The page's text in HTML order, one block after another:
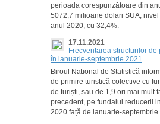
perioada corespunzătoare din
5072,7 milioane dolari SUA,
anul 2020, cu 32,4%.
17.11.2021
Frecventarea structurilor
în ianuarie-septembrie 2021
Biroul National de Statistică
de primire turistică colective cu
de turiști, sau de 1,9 ori mai mult
precedent, pe fundalul reducerii
2020 față de ianuarie-